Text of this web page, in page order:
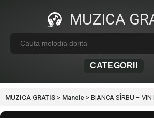
MUZICA
CATEGORII
MUZICA GRATIS > Manele > BIANCA SÎRBU – VIN